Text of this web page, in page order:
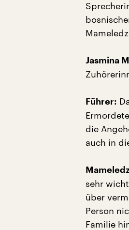
Jasmina
Führer:
die
auch in
sehr
über
Person
Familie